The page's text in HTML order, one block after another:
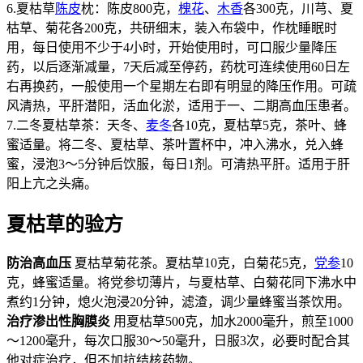
6.夏枯草陈皮枕：陈皮800克， 槐花、 木香各300克，川芎、夏
枯草、菊花各200克，共研细末，装入布袋中，作枕睡眠时
用，每日使用不少于4小时，开始使用时，可口服少量降压
药，以后逐渐减量，7天后减至停药，药枕可连续使用60日左
右再换药，一般使用一个星期左右即有明显的降压作用。可疏
风清热，平肝潜阳，活血化淤，适用于一、二期高血压患者。
7.二冬夏枯草茶：天冬、 麦冬各10克，夏枯草5克，茶叶、蜂
蜜适量。将二冬、夏枯草、茶叶置杯中，冲入沸水，兑入蜂
蜜，浸泡3～5分钟后饮服，每日1剂。可清热平肝。适用于肝
阳上亢之头痛。
夏枯草的验方
防治高血压 夏枯草菊花茶。夏枯草10克，白菊花5克， 党参10
克，蜂蜜适量。将党参切薄片，与夏枯草、白菊花同下沸水中
煮约1分钟，熄火泡浸20分钟，滤渣，调少量蜂蜜当茶饮用。
治疗渗出性胸膜炎 用夏枯草500克，加水2000毫升，煎至1000
～1200毫升，每次口服30～50毫升，日服3次，必要时配合其